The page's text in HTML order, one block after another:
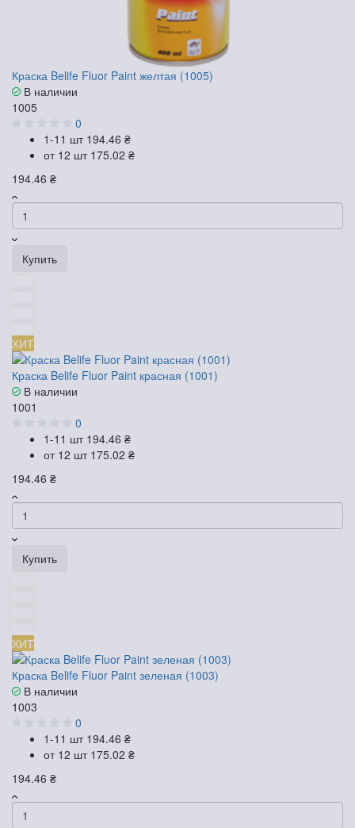
Краска Belife Fluor Paint желтая (1005)
В наличии
1005
0
1-11 шт 194.46 ₴
от 12 шт 175.02 ₴
194.46 ₴
Купить
ХИТ
Краска Belife Fluor Paint красная (1001)
В наличии
1001
0
1-11 шт 194.46 ₴
от 12 шт 175.02 ₴
194.46 ₴
Купить
ХИТ
Краска Belife Fluor Paint зеленая (1003)
В наличии
1003
0
1-11 шт 194.46 ₴
от 12 шт 175.02 ₴
194.46 ₴